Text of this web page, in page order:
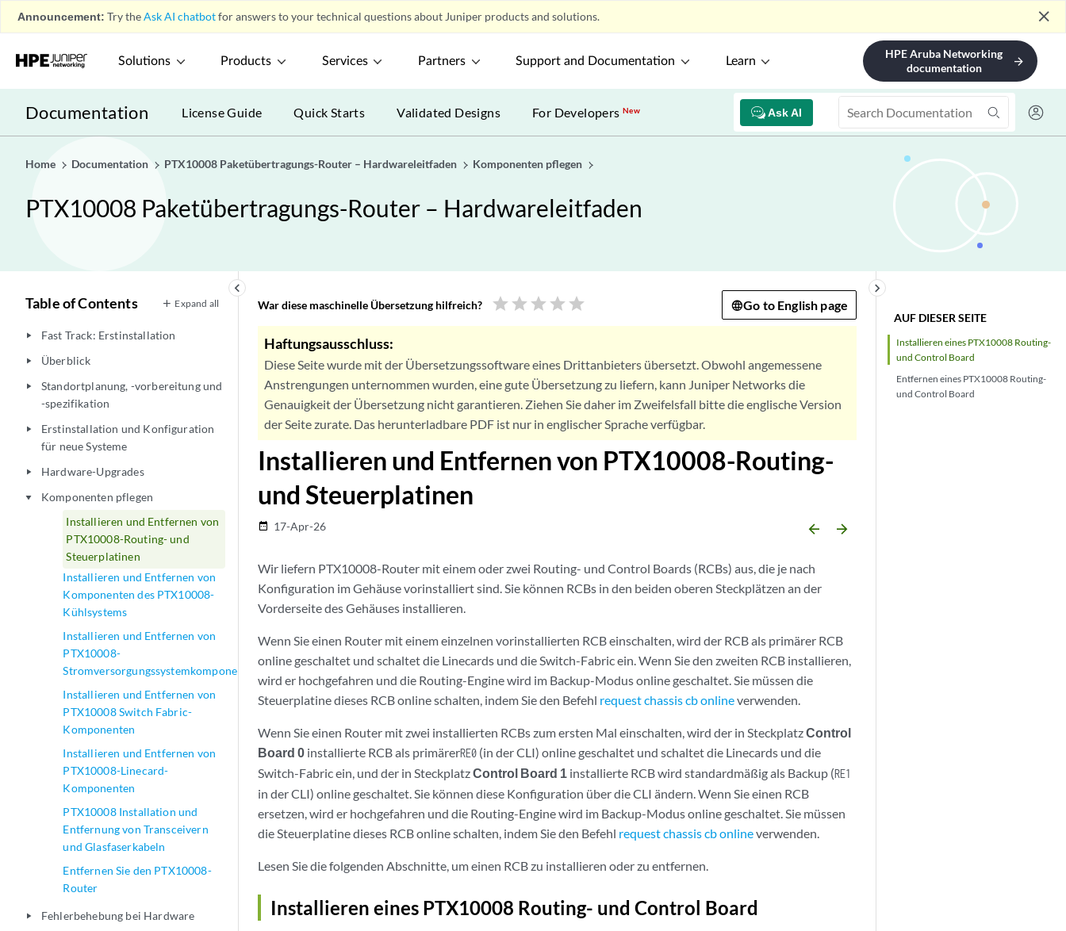
Announcement: Try theAsk AI chatbotfor answers to your technical questions about Juniper products and solutions. close
Solutions Products Services Partners Support and Documentation Learn
HPE Aruba Networking
documentation
arrow_forward
Documentation Ask AI
License Guide Quick Starts Validated Designs For DevelopersNew
Home Documentation PTX10008 Paketübertragungs-Router – Hardwareleitfaden Komponenten pflegen
PTX10008 Paketübertragungs-Router – Hardwareleitfaden
keyboard_arrow_left
Table of Contents Expand all
play_arrow Fast Track: Erstinstallation
play_arrow Überblick
play_arrow
Standortplanung, -vorbereitung und
-spezifikation
play_arrow
Erstinstallation und Konfiguration
für neue Systeme
play_arrow Hardware-Upgrades
play_arrow
Komponenten pflegen
Installieren und Entfernen von
PTX10008-Routing- und
Steuerplatinen
Installieren und Entfernen von
Komponenten des PTX10008-
Kühlsystems
Installieren und Entfernen von
PTX10008-
Stromversorgungssystemkomponenten
Installieren und Entfernen von
PTX10008 Switch Fabric-
Komponenten
Installieren und Entfernen von
PTX10008-Linecard-
Komponenten
PTX10008 Installation und
Entfernung von Transceivern
und Glasfaserkabeln
Entfernen Sie den PTX10008-
Router
play_arrow Fehlerbehebung bei Hardware
AUF DIESER SEITE
Installieren eines PTX10008 Routing-
und Control Board
Entfernen eines PTX10008 Routing-
und Control Board
keyboard_arrow_right
War diese maschinelle Übersetzung hilfreich? star star star star star Go to English page
Haftungsausschluss:
Diese Seite wurde mit der Übersetzungssoftware eines Drittanbieters übersetzt. Obwohl angemessene
Anstrengungen unternommen wurden, eine gute Übersetzung zu liefern, kann Juniper Networks die
Genauigkeit der Übersetzung nicht garantieren. Ziehen Sie daher im Zweifelsfall bitte die englische Version
der Seite zurate. Das herunterladbare PDF ist nur in englischer Sprache verfügbar.
Installieren und Entfernen von PTX10008-Routing-
und Steuerplatinen
date_range 17-Apr-26 arrow_backward arrow_forward
Wir liefern PTX10008-Router mit einem oder zwei Routing- und Control Boards (RCBs) aus, die je nach
Konfiguration im Gehäuse vorinstalliert sind. Sie können RCBs in den beiden oberen Steckplätzen an der
Vorderseite des Gehäuses installieren.
Wenn Sie einen Router mit einem einzelnen vorinstallierten RCB einschalten, wird der RCB als primärer RCB
online geschaltet und schaltet die Linecards und die Switch-Fabric ein. Wenn Sie den zweiten RCB installieren,
wird er hochgefahren und die Routing-Engine wird im Backup-Modus online geschaltet. Sie müssen die
Steuerplatine dieses RCB online schalten, indem Sie den Befehl request chassis cb onlineverwenden.
Wenn Sie einen Router mit zwei installierten RCBs zum ersten Mal einschalten, wird der in SteckplatzControl
Board 0 installierte RCB als primärerRE0 (in der CLI) online geschaltet und schaltet die Linecards und die
Switch-Fabric ein, und der in SteckplatzControl Board 1 installierte RCB wird standardmäßig als Backup (RE1
in der CLI) online geschaltet. Sie können diese Konfiguration über die CLI ändern. Wenn Sie einen RCB
ersetzen, wird er hochgefahren und die Routing-Engine wird im Backup-Modus online geschaltet. Sie müssen
die Steuerplatine dieses RCB online schalten, indem Sie den Befehl request chassis cb onlineverwenden.
Lesen Sie die folgenden Abschnitte, um einen RCB zu installieren oder zu entfernen.
Installieren eines PTX10008 Routing- und Control Board